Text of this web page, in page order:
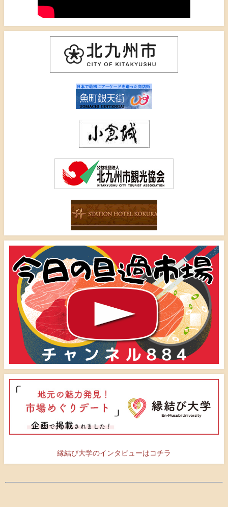
縁結び大学のインタビューはコチラ